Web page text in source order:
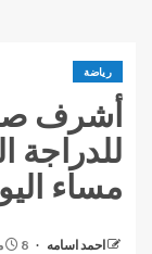
رياضة
أشرف
للدراجة
مساء
احمد اسامه 8 مايو، 2021